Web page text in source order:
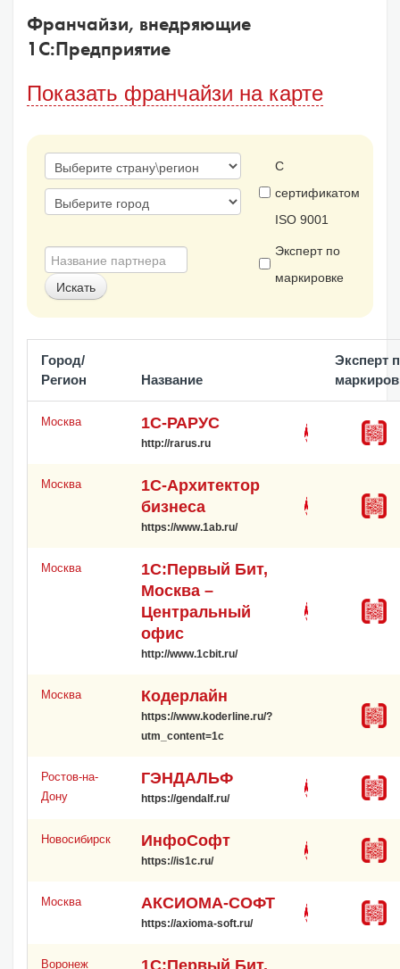
Франчайзи, внедряющие
1С:Предприятие
Показать франчайзи на карте
С
сертификатом
ISO 9001
Эксперт по
маркировке
Город/
Регион
Название
Эксперт
Москва 1С-РАРУС
http://rarus.ru
Москва
1С-Архитектор
бизнеса
https://www.1ab.ru/
Москва
1С:Первый Бит,
Москва –
Центральный
офис
http://www.1cbit.ru/
Москва Кодерлайн
https://www.koderline.ru/?
utm_content=1c
Ростов-на-
Дону
ГЭНДАЛЬФ
https://gendalf.ru/
Новосибирск ИнфоСофт
https://is1c.ru/
Москва АКСИОМА-СОФТ
https://axioma-soft.ru/
Воронеж 1С:Первый Бит,